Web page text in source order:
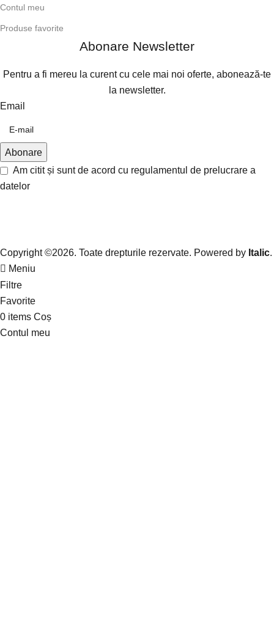
Contul meu
Produse favorite
Abonare Newsletter
Pentru a fi mereu la curent cu cele mai noi oferte, abonează-te
la newsletter.
Email
Am citit și sunt de acord cu regulamentul de prelucrare a
datelor
Copyright ©2026. Toate drepturile rezervate. Powered by Italic.
Meniu
Filtre
Favorite
0 items Coș
Contul meu